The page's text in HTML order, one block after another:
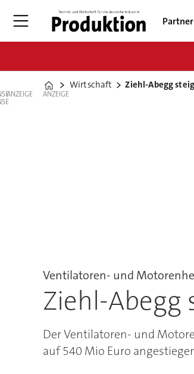
Home
Wirtschaft Ziehl-Abegg
ANZEIGE ANZEIGE
Ventilatoren- und
Ziehl-
Der Ventilatoren- und
auf 540 Mio Euro